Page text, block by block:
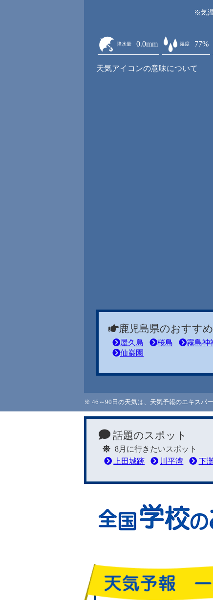
※気
降水量 0.0mm 湿度 77%
天気アイコンの意味について
鹿児島県のおすす
屋久島 桜島 霧島神
仙巌園
※ 46～90日の天気は、天気予報のエキスパ
話題のスポット
8月に行きたいスポット
上田城跡
川平湾 下